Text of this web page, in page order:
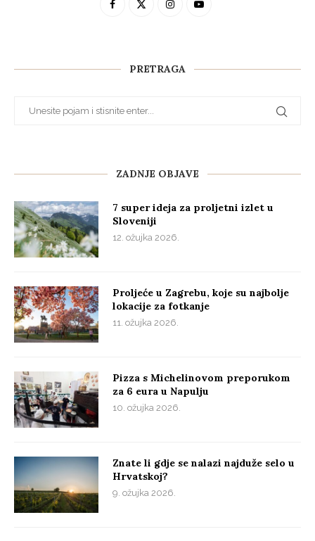
PRETRAGA
ZADNJE OBJAVE
7 super ideja za proljetni izlet u
Sloveniji
12. ožujka 2026.
Proljeće u Zagrebu, koje su najbolje
lokacije za fotkanje
11. ožujka 2026.
Pizza s Michelinovom preporukom
za 6 eura u Napulju
10. ožujka 2026.
Znate li gdje se nalazi najduže selo u
Hrvatskoj?
9. ožujka 2026.